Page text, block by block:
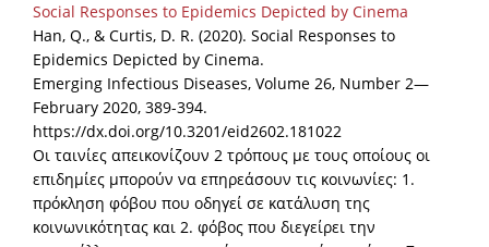
Social Responses to Epidemics Depicted by Cinema
Han, Q., & Curtis, D. R. (2020). Social Responses to
Epidemics Depicted by Cinema.
Emerging Infectious Diseases, Volume 26, Number 2—
February 2020, 389-394.
https://dx.doi.org/10.3201/eid2602.181022
Οι ταινίες απεικονίζουν 2 τρόπους με τους οποίους οι
επιδημίες μπορούν να επηρεάσουν τις κοινωνίες: 1.
πρόκληση φόβου που οδηγεί σε κατάλυση της
κοινωνικότητας και 2. φόβος που διεγείρει την